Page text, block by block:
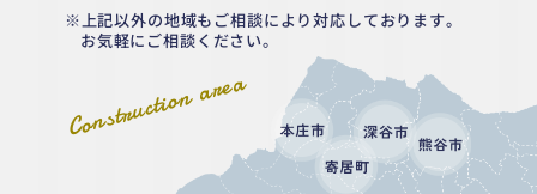
Construction area
上記以外の地域もご相談により対応しております。
お気軽にご相談ください。